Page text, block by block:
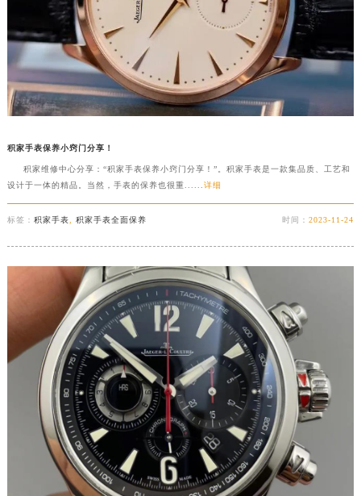
积家手表保养小窍门分享！
积家维修中心分享：“积家手表保养小窍门分享！”。积家手表是一款集品质、工艺和
设计于一体的精品。当然，手表的保养也很重......详细
标签： 积家手表, 积家手表全面保养 时间：2023-11-24